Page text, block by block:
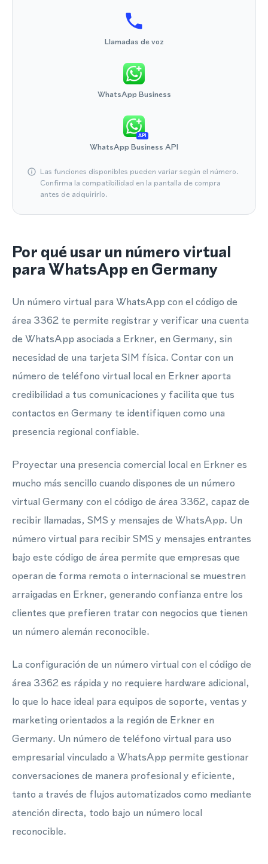
Llamadas de voz
WhatsApp Business
API
WhatsApp Business API
Las funciones disponibles pueden variar según el número.
Confirma la compatibilidad en la pantalla de compra
antes de adquirirlo.
Por qué usar un número virtual
para WhatsApp en Germany
Un número virtual para WhatsApp con el código de
área 3362 te permite registrar y verificar una cuenta
de WhatsApp asociada a Erkner, en Germany, sin
necesidad de una tarjeta SIM física. Contar con un
número de teléfono virtual local en Erkner aporta
credibilidad a tus comunicaciones y facilita que tus
contactos en Germany te identifiquen como una
presencia regional confiable.
Proyectar una presencia comercial local en Erkner es
mucho más sencillo cuando dispones de un número
virtual Germany con el código de área 3362, capaz de
recibir llamadas, SMS y mensajes de WhatsApp. Un
número virtual para recibir SMS y mensajes entrantes
bajo este código de área permite que empresas que
operan de forma remota o internacional se muestren
arraigadas en Erkner, generando confianza entre los
clientes que prefieren tratar con negocios que tienen
un número alemán reconocible.
La configuración de un número virtual con el código de
área 3362 es rápida y no requiere hardware adicional,
lo que lo hace ideal para equipos de soporte, ventas y
marketing orientados a la región de Erkner en
Germany. Un número de teléfono virtual para uso
empresarial vinculado a WhatsApp permite gestionar
conversaciones de manera profesional y eficiente,
tanto a través de flujos automatizados como mediante
atención directa, todo bajo un número local
reconocible.